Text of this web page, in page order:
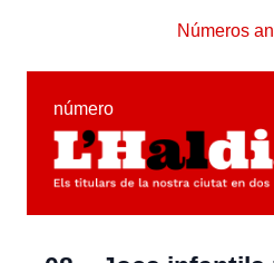
Números
número